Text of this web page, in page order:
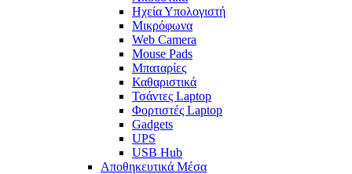
Ηχεία Υπολογιστή
Μικρόφωνα
Web Camera
Mouse Pads
Μπαταρίες
Καθαριστικά
Τσάντες Laptop
Φορτιστές Laptop
Gadgets
UPS
USB Hub
Αποθηκευτικά Μέσα